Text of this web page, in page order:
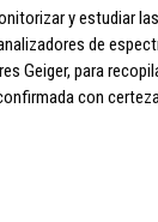
y estudiar
de
Geiger, para
con